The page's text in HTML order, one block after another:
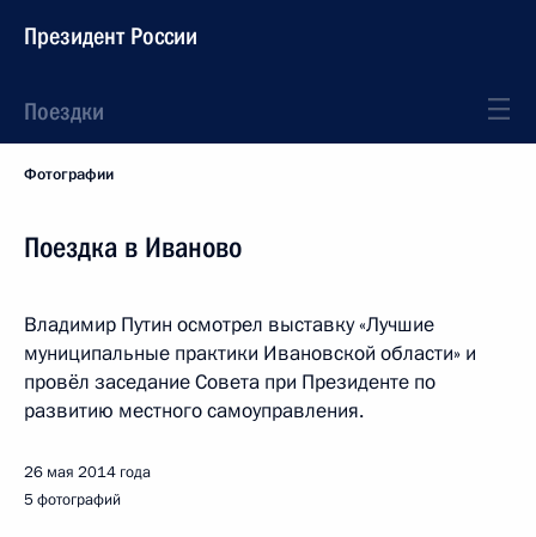
Президент России
Поездки
Фотографии
Поездка в Иваново
Владимир Путин осмотрел выставку «Лучшие
муниципальные практики Ивановской области» и
провёл заседание Совета при Президенте по
развитию местного самоуправления.
26 мая 2014 года
5 фотографий